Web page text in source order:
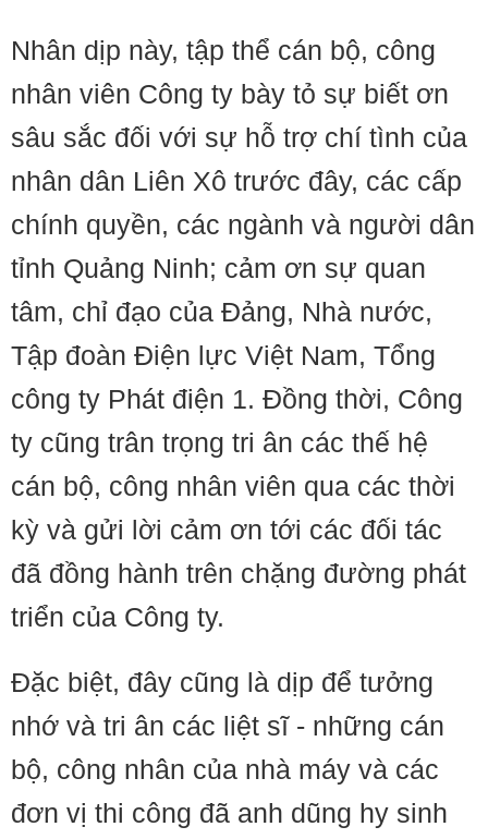
Nhân dịp này, tập thể cán bộ, công
nhân viên Công ty bày tỏ sự biết ơn
sâu sắc đối với sự hỗ trợ chí tình của
nhân dân Liên Xô trước đây, các cấp
chính quyền, các ngành và người dân
tỉnh Quảng Ninh; cảm ơn sự quan
tâm, chỉ đạo của Đảng, Nhà nước,
Tập đoàn Điện lực Việt Nam, Tổng
công ty Phát điện 1. Đồng thời, Công
ty cũng trân trọng tri ân các thế hệ
cán bộ, công nhân viên qua các thời
kỳ và gửi lời cảm ơn tới các đối tác
đã đồng hành trên chặng đường phát
triển của Công ty.
Đặc biệt, đây cũng là dịp để tưởng
nhớ và tri ân các liệt sĩ - những cán
bộ, công nhân của nhà máy và các
đơn vị thi công đã anh dũng hy sinh